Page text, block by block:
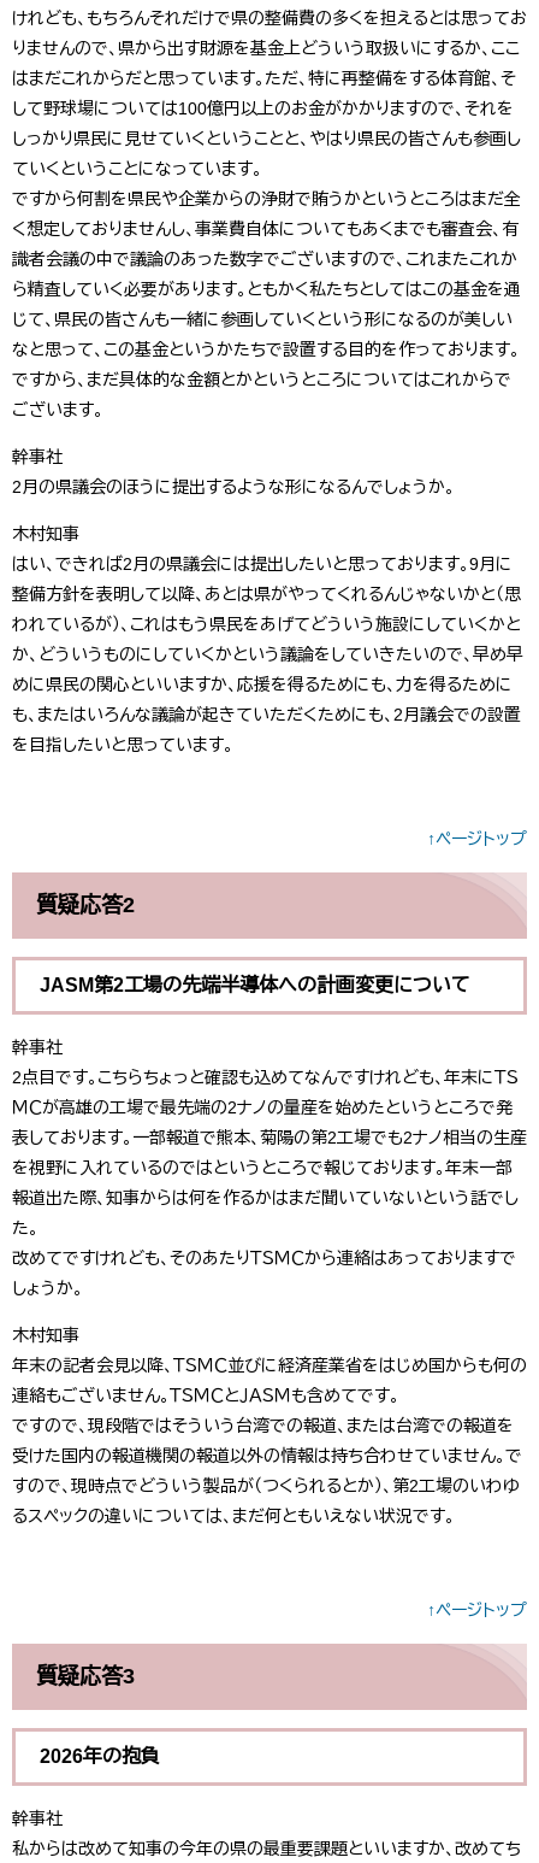
けれども、もちろんそれだけで県の整備費の多くを担えるとは思ってお
りませんので、県から出す財源を基金上どういう取扱いにするか、ここ
はまだこれからだと思っています。ただ、特に再整備をする体育館、そ
して野球場については100億円以上のお金がかかりますので、それを
しっかり県民に見せていくということと、やはり県民の皆さんも参画し
ていくということになっています。
ですから何割を県民や企業からの浄財で賄うかというところはまだ全
く想定しておりませんし、事業費自体についてもあくまでも審査会、有
識者会議の中で議論のあった数字でございますので、これまたこれか
ら精査していく必要があります。ともかく私たちとしてはこの基金を通
じて、県民の皆さんも一緒に参画していくという形になるのが美しい
なと思って、この基金というかたちで設置する目的を作っております。
ですから、まだ具体的な金額とかというところについてはこれからで
ございます。
幹事社
2月の県議会のほうに提出するような形になるんでしょうか。
木村知事
はい、できれば2月の県議会には提出したいと思っております。9月に
整備方針を表明して以降、あとは県がやってくれるんじゃないかと（思
われているが）、これはもう県民をあげてどういう施設にしていくかと
か、どういうものにしていくかという議論をしていきたいので、早め早
めに県民の関心といいますか、応援を得るためにも、力を得るために
も、またはいろんな議論が起きていただくためにも、2月議会での設置
を目指したいと思っています。
↑ページトップ
質疑応答2
JASM第2工場の先端半導体への計画変更について
幹事社
2点目です。こちらちょっと確認も込めてなんですけれども、年末にＴＳ
ＭＣが高雄の工場で最先端の2ナノの量産を始めたというところで発
表しております。一部報道で熊本、菊陽の第2工場でも2ナノ相当の生産
を視野に入れているのではというところで報じております。年末一部
報道出た際、知事からは何を作るかはまだ聞いていないという話でし
た。
改めてですけれども、そのあたりＴＳＭＣから連絡はあっておりますで
しょうか。
木村知事
年末の記者会見以降、ＴＳＭＣ並びに経済産業省をはじめ国からも何の
連絡もございません。ＴＳＭＣとＪＡＳＭも含めてです。
ですので、現段階ではそういう台湾での報道、または台湾での報道を
受けた国内の報道機関の報道以外の情報は持ち合わせていません。で
すので、現時点でどういう製品が（つくられるとか）、第2工場のいわゆ
るスペックの違いについては、まだ何ともいえない状況です。
↑ページトップ
質疑応答3
2026年の抱負
幹事社
私からは改めて知事の今年の県の最重要課題といいますか、改めてち